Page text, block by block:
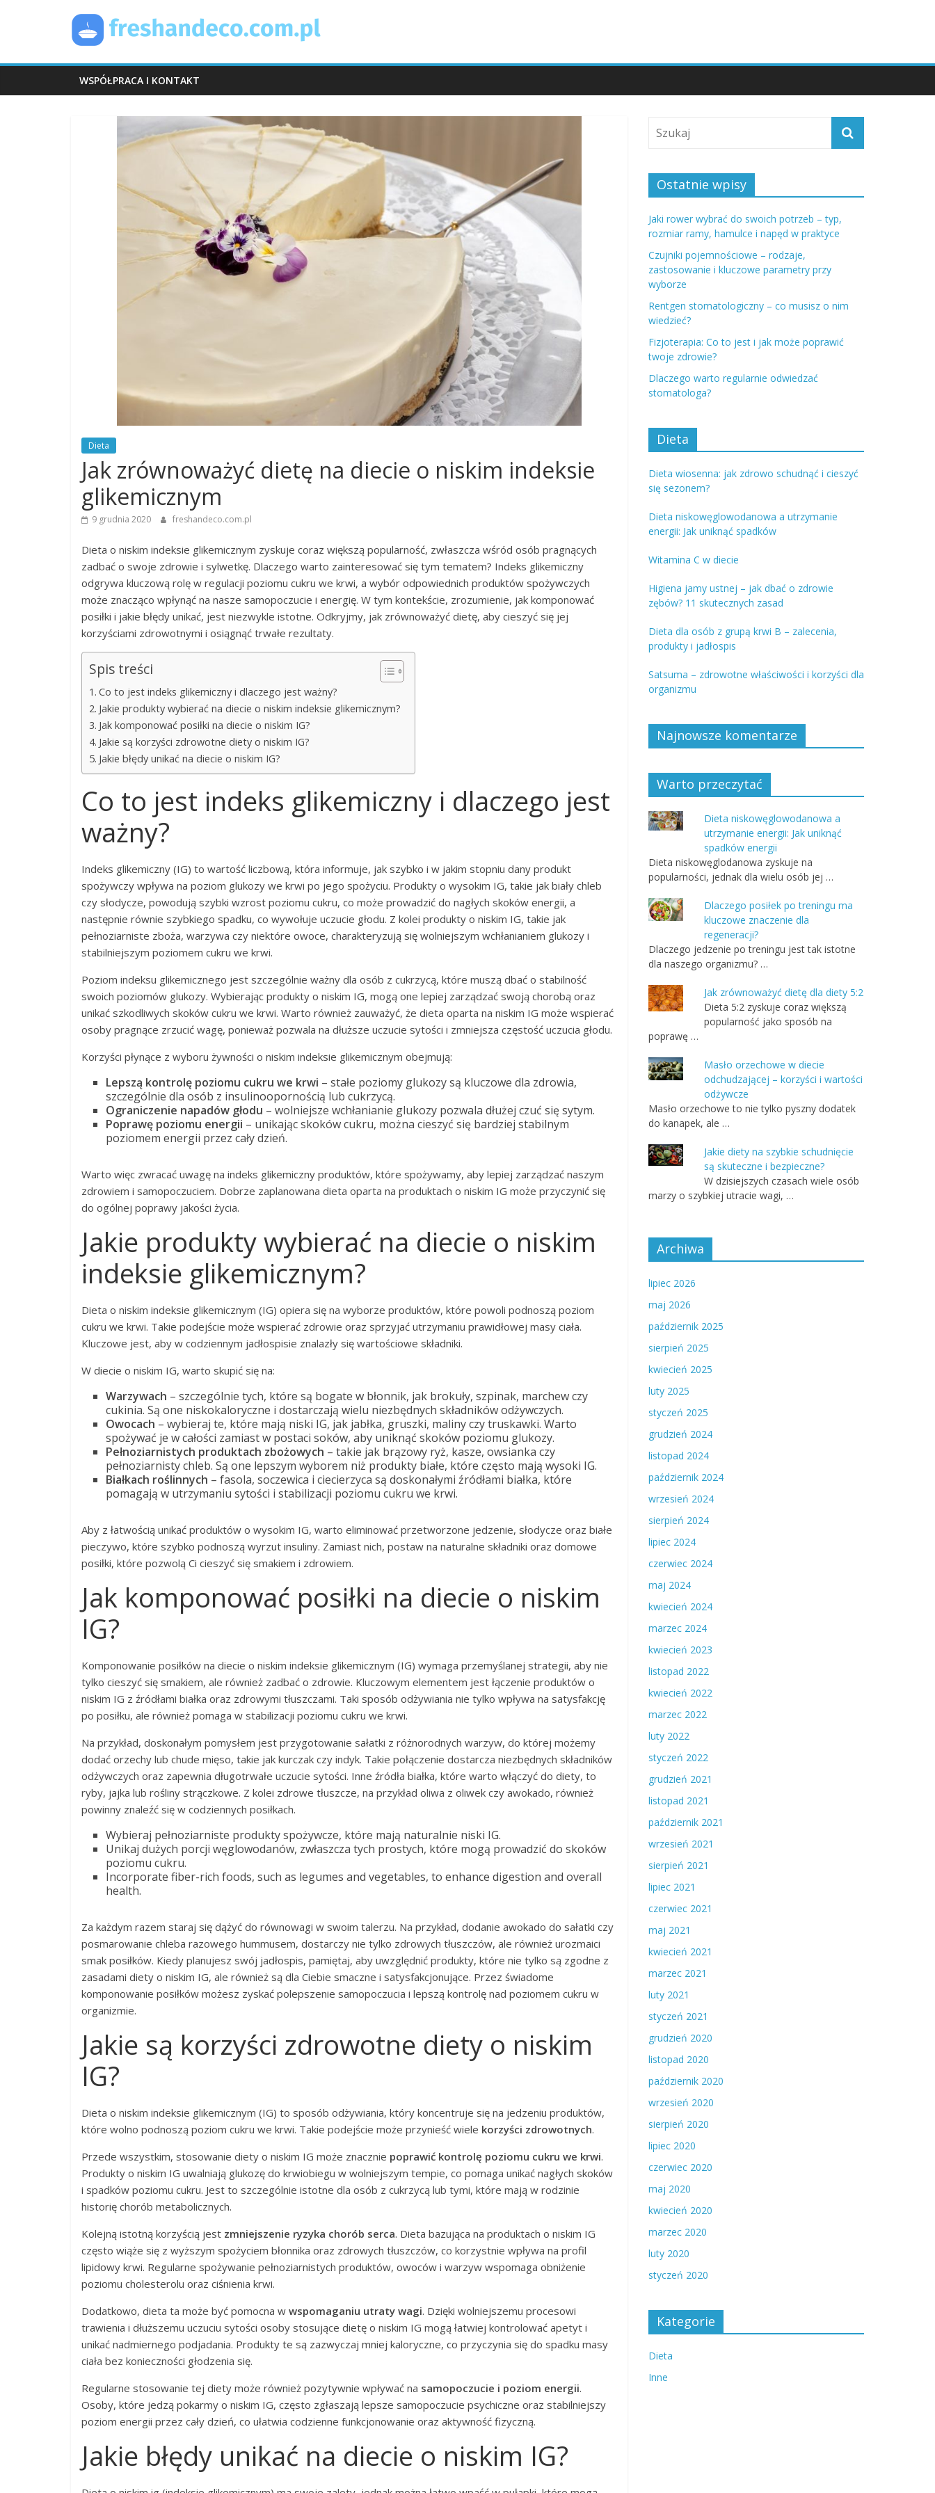
FreshAndEco
WSPÓŁPRACA I KONTAKT
Dieta
Jak zrównoważyć dietę na diecie o niskim indeksie
glikemicznym
9 grudnia 2020 freshandeco.com.pl
Dieta o niskim indeksie glikemicznym zyskuje coraz większą popularność, zwłaszcza wśród osób pragnących
zadbać o swoje zdrowie i sylwetkę. Dlaczego warto zainteresować się tym tematem? Indeks glikemiczny
odgrywa kluczową rolę w regulacji poziomu cukru we krwi, a wybór odpowiednich produktów spożywczych
może znacząco wpłynąć na nasze samopoczucie i energię. W tym kontekście, zrozumienie, jak komponować
posiłki i jakie błędy unikać, jest niezwykle istotne. Odkryjmy, jak zrównoważyć dietę, aby cieszyć się jej
korzyściami zdrowotnymi i osiągnąć trwałe rezultaty.
Spis treści
Co to jest indeks glikemiczny i dlaczego jest ważny?
Jakie produkty wybierać na diecie o niskim indeksie glikemicznym?
Jak komponować posiłki na diecie o niskim IG?
Jakie są korzyści zdrowotne diety o niskim IG?
Jakie błędy unikać na diecie o niskim IG?
Co to jest indeks glikemiczny i dlaczego jest
ważny?
Indeks glikemiczny (IG) to wartość liczbową, która informuje, jak szybko i w jakim stopniu dany produkt
spożywczy wpływa na poziom glukozy we krwi po jego spożyciu. Produkty o wysokim IG, takie jak biały chleb
czy słodycze, powodują szybki wzrost poziomu cukru, co może prowadzić do nagłych skoków energii, a
następnie równie szybkiego spadku, co wywołuje uczucie głodu. Z kolei produkty o niskim IG, takie jak
pełnoziarniste zboża, warzywa czy niektóre owoce, charakteryzują się wolniejszym wchłanianiem glukozy i
stabilniejszym poziomem cukru we krwi.
Poziom indeksu glikemicznego jest szczególnie ważny dla osób z cukrzycą, które muszą dbać o stabilność
swoich poziomów glukozy. Wybierając produkty o niskim IG, mogą one lepiej zarządzać swoją chorobą oraz
unikać szkodliwych skoków cukru we krwi. Warto również zauważyć, że dieta oparta na niskim IG może wspierać
osoby pragnące zrzucić wagę, ponieważ pozwala na dłuższe uczucie sytości i zmniejsza częstość uczucia głodu.
Korzyści płynące z wyboru żywności o niskim indeksie glikemicznym obejmują:
Lepszą kontrolę poziomu cukru we krwi – stałe poziomy glukozy są kluczowe dla zdrowia,
szczególnie dla osób z insulinoopornością lub cukrzycą.
Ograniczenie napadów głodu – wolniejsze wchłanianie glukozy pozwala dłużej czuć się sytym.
Poprawę poziomu energii – unikając skoków cukru, można cieszyć się bardziej stabilnym
poziomem energii przez cały dzień.
Warto więc zwracać uwagę na indeks glikemiczny produktów, które spożywamy, aby lepiej zarządzać naszym
zdrowiem i samopoczuciem. Dobrze zaplanowana dieta oparta na produktach o niskim IG może przyczynić się
do ogólnej poprawy jakości życia.
Jakie produkty wybierać na diecie o niskim
indeksie glikemicznym?
Dieta o niskim indeksie glikemicznym (IG) opiera się na wyborze produktów, które powoli podnoszą poziom
cukru we krwi. Takie podejście może wspierać zdrowie oraz sprzyjać utrzymaniu prawidłowej masy ciała.
Kluczowe jest, aby w codziennym jadłospisie znalazły się wartościowe składniki.
W diecie o niskim IG, warto skupić się na:
Warzywach – szczególnie tych, które są bogate w błonnik, jak brokuły, szpinak, marchew czy
cukinia. Są one niskokaloryczne i dostarczają wielu niezbędnych składników odżywczych.
Owocach – wybieraj te, które mają niski IG, jak jabłka, gruszki, maliny czy truskawki. Warto
spożywać je w całości zamiast w postaci soków, aby uniknąć skoków poziomu glukozy.
Pełnoziarnistych produktach zbożowych – takie jak brązowy ryż, kasze, owsianka czy
pełnoziarnisty chleb. Są one lepszym wyborem niż produkty białe, które często mają wysoki IG.
Białkach roślinnych – fasola, soczewica i ciecierzyca są doskonałymi źródłami białka, które
pomagają w utrzymaniu sytości i stabilizacji poziomu cukru we krwi.
Aby z łatwością unikać produktów o wysokim IG, warto eliminować przetworzone jedzenie, słodycze oraz białe
pieczywo, które szybko podnoszą wyrzut insuliny. Zamiast nich, postaw na naturalne składniki oraz domowe
posiłki, które pozwolą Ci cieszyć się smakiem i zdrowiem.
Jak komponować posiłki na diecie o niskim
IG?
Komponowanie posiłków na diecie o niskim indeksie glikemicznym (IG) wymaga przemyślanej strategii, aby nie
tylko cieszyć się smakiem, ale również zadbać o zdrowie. Kluczowym elementem jest łączenie produktów o
niskim IG z źródłami białka oraz zdrowymi tłuszczami. Taki sposób odżywiania nie tylko wpływa na satysfakcję
po posiłku, ale również pomaga w stabilizacji poziomu cukru we krwi.
Na przykład, doskonałym pomysłem jest przygotowanie sałatki z różnorodnych warzyw, do której możemy
dodać orzechy lub chude mięso, takie jak kurczak czy indyk. Takie połączenie dostarcza niezbędnych składników
odżywczych oraz zapewnia długotrwałe uczucie sytości. Inne źródła białka, które warto włączyć do diety, to
ryby, jajka lub rośliny strączkowe. Z kolei zdrowe tłuszcze, na przykład oliwa z oliwek czy awokado, również
powinny znaleźć się w codziennych posiłkach.
Wybieraj pełnoziarniste produkty spożywcze, które mają naturalnie niski IG.
Unikaj dużych porcji węglowodanów, zwłaszcza tych prostych, które mogą prowadzić do skoków
poziomu cukru.
Incorporate fiber-rich foods, such as legumes and vegetables, to enhance digestion and overall
health.
Za każdym razem staraj się dążyć do równowagi w swoim talerzu. Na przykład, dodanie awokado do sałatki czy
posmarowanie chleba razowego hummusem, dostarczy nie tylko zdrowych tłuszczów, ale również urozmaici
smak posiłków. Kiedy planujesz swój jadłospis, pamiętaj, aby uwzględnić produkty, które nie tylko są zgodne z
zasadami diety o niskim IG, ale również są dla Ciebie smaczne i satysfakcjonujące. Przez świadome
komponowanie posiłków możesz zyskać polepszenie samopoczucia i lepszą kontrolę nad poziomem cukru w
organizmie.
Jakie są korzyści zdrowotne diety o niskim
IG?
Dieta o niskim indeksie glikemicznym (IG) to sposób odżywiania, który koncentruje się na jedzeniu produktów,
które wolno podnoszą poziom cukru we krwi. Takie podejście może przynieść wiele korzyści zdrowotnych.
Przede wszystkim, stosowanie diety o niskim IG może znacznie poprawić kontrolę poziomu cukru we krwi.
Produkty o niskim IG uwalniają glukozę do krwiobiegu w wolniejszym tempie, co pomaga unikać nagłych skoków
i spadków poziomu cukru. Jest to szczególnie istotne dla osób z cukrzycą lub tymi, które mają w rodzinie
historię chorób metabolicznych.
Kolejną istotną korzyścią jest zmniejszenie ryzyka chorób serca. Dieta bazująca na produktach o niskim IG
często wiąże się z wyższym spożyciem błonnika oraz zdrowych tłuszczów, co korzystnie wpływa na profil
lipidowy krwi. Regularne spożywanie pełnoziarnistych produktów, owoców i warzyw wspomaga obniżenie
poziomu cholesterolu oraz ciśnienia krwi.
Dodatkowo, dieta ta może być pomocna w wspomaganiu utraty wagi. Dzięki wolniejszemu procesowi
trawienia i dłuższemu uczuciu sytości osoby stosujące dietę o niskim IG mogą łatwiej kontrolować apetyt i
unikać nadmiernego podjadania. Produkty te są zazwyczaj mniej kaloryczne, co przyczynia się do spadku masy
ciała bez konieczności głodzenia się.
Regularne stosowanie tej diety może również pozytywnie wpływać na samopoczucie i poziom energii.
Osoby, które jedzą pokarmy o niskim IG, często zgłaszają lepsze samopoczucie psychiczne oraz stabilniejszy
poziom energii przez cały dzień, co ułatwia codzienne funkcjonowanie oraz aktywność fizyczną.
Jakie błędy unikać na diecie o niskim IG?
Ostatnie wpisy
Jaki rower wybrać do swoich potrzeb – typ,
rozmiar ramy, hamulce i napęd w praktyce
Czujniki pojemnościowe – rodzaje,
zastosowanie i kluczowe parametry przy
wyborze
Rentgen stomatologiczny – co musisz o nim
wiedzieć?
Fizjoterapia: Co to jest i jak może poprawić
twoje zdrowie?
Dlaczego warto regularnie odwiedzać
stomatologa?
Dieta
Dieta wiosenna: jak zdrowo schudnąć i cieszyć
się sezonem?
Dieta niskowęglowodanowa a utrzymanie
energii: Jak uniknąć spadków
Witamina C w diecie
Higiena jamy ustnej – jak dbać o zdrowie
zębów? 11 skutecznych zasad
Dieta dla osób z grupą krwi B – zalecenia,
produkty i jadłospis
Satsuma – zdrowotne właściwości i korzyści dla
organizmu
Najnowsze komentarze
Warto przeczytać
Dieta niskowęglowodanowa a
utrzymanie energii: Jak uniknąć
spadków energii
Dieta niskowęglodanowa zyskuje na
popularności, jednak dla wielu osób jej …
Dlaczego posiłek po treningu ma
kluczowe znaczenie dla
regeneracji?
Dlaczego jedzenie po treningu jest tak istotne
dla naszego organizmu? …
Jak zrównoważyć dietę dla diety 5:2
Dieta 5:2 zyskuje coraz większą
popularność jako sposób na
poprawę …
Masło orzechowe w diecie
odchudzającej – korzyści i wartości
odżywcze
Masło orzechowe to nie tylko pyszny dodatek
do kanapek, ale …
Jakie diety na szybkie schudnięcie
są skuteczne i bezpieczne?
W dzisiejszych czasach wiele osób
marzy o szybkiej utracie wagi, …
Archiwa
lipiec 2026
maj 2026
październik 2025
sierpień 2025
kwiecień 2025
luty 2025
styczeń 2025
grudzień 2024
listopad 2024
październik 2024
wrzesień 2024
sierpień 2024
lipiec 2024
czerwiec 2024
maj 2024
kwiecień 2024
marzec 2024
kwiecień 2023
listopad 2022
kwiecień 2022
marzec 2022
luty 2022
styczeń 2022
grudzień 2021
listopad 2021
październik 2021
wrzesień 2021
sierpień 2021
lipiec 2021
czerwiec 2021
maj 2021
kwiecień 2021
marzec 2021
luty 2021
styczeń 2021
grudzień 2020
listopad 2020
październik 2020
wrzesień 2020
sierpień 2020
lipiec 2020
czerwiec 2020
maj 2020
kwiecień 2020
marzec 2020
luty 2020
styczeń 2020
Kategorie
Dieta
Inne